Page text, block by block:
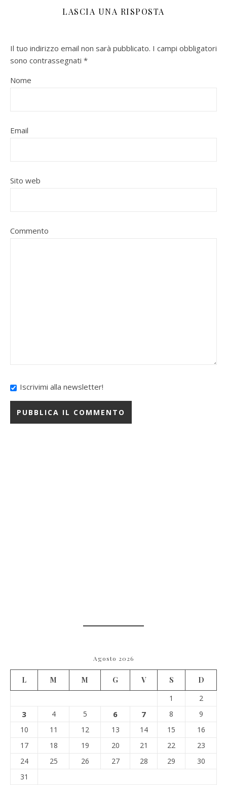
LASCIA UNA RISPOSTA
Il tuo indirizzo email non sarà pubblicato. I campi obbligatori
sono contrassegnati *
Nome
Email
Sito web
Commento
Iscrivimi alla newsletter!
Agosto 2026
L M M G V S
D
1
2
3 4 5 6 7 8
9
10
11 12 13 14 15
16
17
18 19 20 21 22
23
24
25 26 27 28 29
30
31